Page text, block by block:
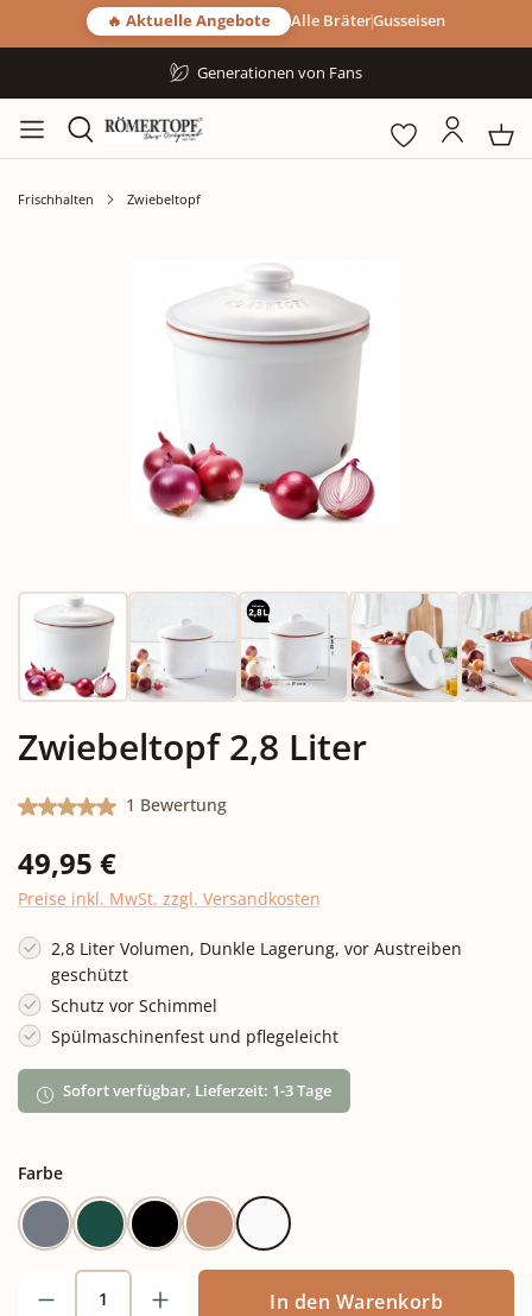
🔥 Aktuelle Angebote Alle BräterGusseisen
Generationen von Fans
Frischhalten Zwiebeltopf
Zwiebeltopf 2,8 Liter
Durchschnittliche Bewertung von 5 von 5 Sternen
1 Bewertung
Regulärer Preis:
49,95 €
Preise inkl. MwSt. zzgl. Versandkosten
2,8 Liter Volumen, Dunkle Lagerung, vor Austreiben
geschützt
Schutz vor Schimmel
Spülmaschinenfest und pflegeleicht
Sofort verfügbar, Lieferzeit: 1-3 Tage
Farbeauswählen
BlaugrauGrün Schwarz Terracotta
Weiß
Produkt Anzahl: Gib den gewünschten
In den Warenkorb